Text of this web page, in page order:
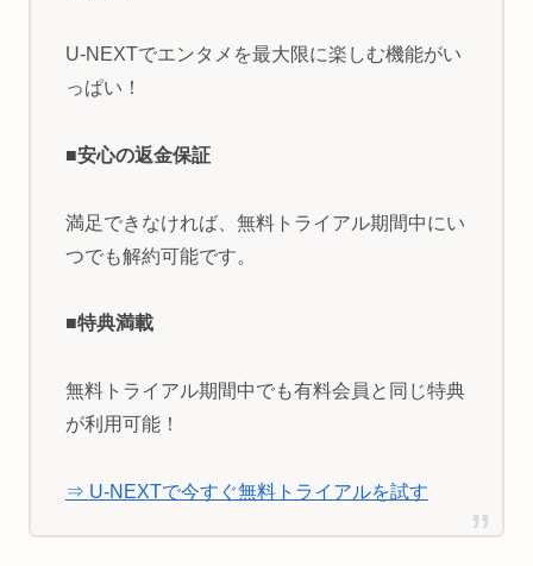
U-NEXTでエンタメを最大限に楽しむ機能がい
っぱい！
■安心の返金保証
満足できなければ、無料トライアル期間中にい
つでも解約可能です。
■特典満載
無料トライアル期間中でも有料会員と同じ特典
が利用可能！
⇒ U-NEXTで今すぐ無料トライアルを試す